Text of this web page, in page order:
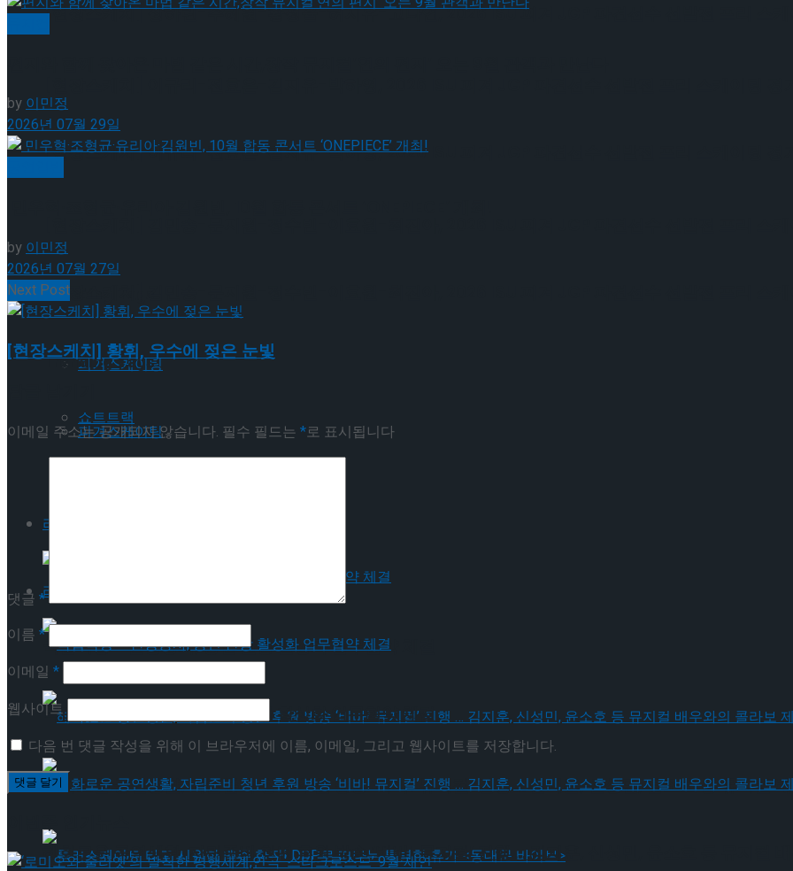
Trending Tags
피겨스케이팅
쇼트트랙
라이프스타일
국립극장 – 관광공사, 공연 관광 활성화 업무협약 체결
혜화로운 공연생활, 자립준비 청년 후원 방송 ‘비바! 뮤지컬’ 진행 … 김지훈, 신성민, 윤소호 등 뮤지컬 배
[현장스케치] 장하린-주혜원-황정율-허지유-고나연, 2026 ISU 피겨 JGP 파견선수 선발전 프리 스케
[현장스케치] 이규리-전효은-김지유-박하영, 2026 ISU 피겨 JGP 파견선수 선발전 프리 스케이팅 경기
[현장스케치] 김민송-문지원-정수빈-이효원-최진아, 2026 ISU 피겨 JGP 파견선수 선발전 프리 스케
Trending Tags
피겨스케이팅
라이프스타일
국립극장 – 관광공사, 공연 관광 활성화 업무협약 체결
혜화로운 공연생활, 자립준비 청년 후원 방송 ‘비바! 뮤지컬’ 진행 … 김지훈, 신성민, 윤소호 등 뮤지컬 배
by이민정
2026년 07월 29일
by이민정
2026년 07월 27일
Next Post
[현장스케치] 황휘, 우수에 젖은 눈빛
이메일 주소는 공개되지 않습니다. 필수 필드는 *로 표시됩니다
댓글 *
이름 *
이메일 *
웹사이트
다음 번 댓글 작성을 위해 이 브라우저에 이름, 이메일, 그리고 웹사이트를 저장합니다.
이번주 인기뉴스